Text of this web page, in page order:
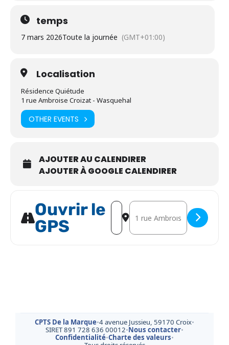
temps
7 mars 2026Toute la journée (GMT+01:00)
Localisation
Résidence Quiétude
1 rue Ambroise Croizat - Wasquehal
OTHER EVENTS
AJOUTER AU CALENDIRER
AJOUTER À GOOGLE CALENDIRER
Ouvrir le
GPS
Address - Conférence - Prévention
Destination Address -
CPTS De la Marque•4 avenue Jussieu, 59170 Croix•
SIRET 891 728 636 00012•Nous contacter•
Confidentialité•Charte des valeurs•